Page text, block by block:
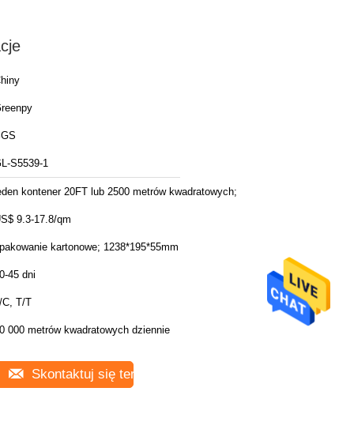
S5539-1
kontener 20FT lub 2500 metrów kwadratowych;
9.3-17.8/qm
kartonowe; 1238*195*55mm
45 dni
C, T/T
000 metrów kwadratowych dziennie
Skontaktuj się teraz